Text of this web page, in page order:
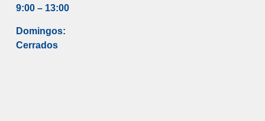
9:00 – 13:00
Domingos:
Cerrados